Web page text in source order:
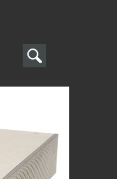
搜
表
單
搜
尋